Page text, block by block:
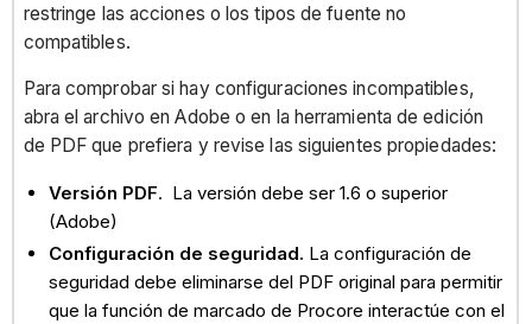
restringe las acciones o los tipos de fuente no
compatibles.
Para comprobar si hay configuraciones incompatibles,
abra el archivo en Adobe o en la herramienta de edición
de PDF que prefiera y revise las siguientes propiedades:
Versión PDF. La versión debe ser 1.6 o superior
(Adobe)
Configuración de seguridad. La configuración de
seguridad debe eliminarse del PDF original para permitir
que la función de marcado de Procore interactúe con el